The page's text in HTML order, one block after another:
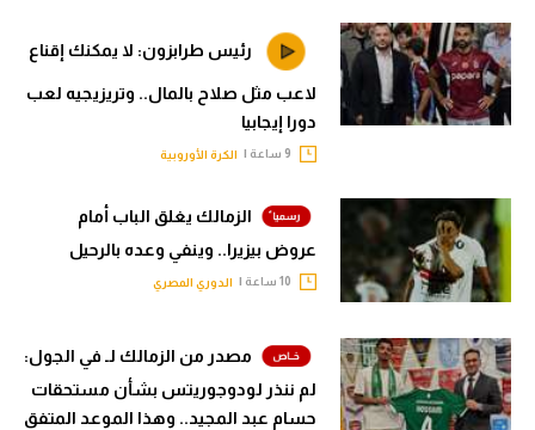
رئيس طرابزون: لا يمكنك إقناع
لاعب مثل صلاح بالمال.. وتريزيجيه لعب
دورا إيجابيا
الكرة الأوروبية
الزمالك يغلق الباب أمام
عروض بيزيرا.. وينفي وعده بالرحيل
الدوري المصري
مصدر من الزمالك لـ في الجول:
لم ننذر لودوجوريتس بشأن مستحقات
حسام عبد المجيد.. وهذا الموعد المتفق